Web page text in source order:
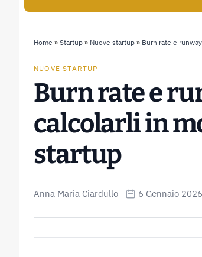
Home » Startup » Nuove startup » Burn rate e
NUOVE STARTUP
Burn rate e
calcolarli in
startup
Anna Maria Ciardullo 6 Gennaio 2026